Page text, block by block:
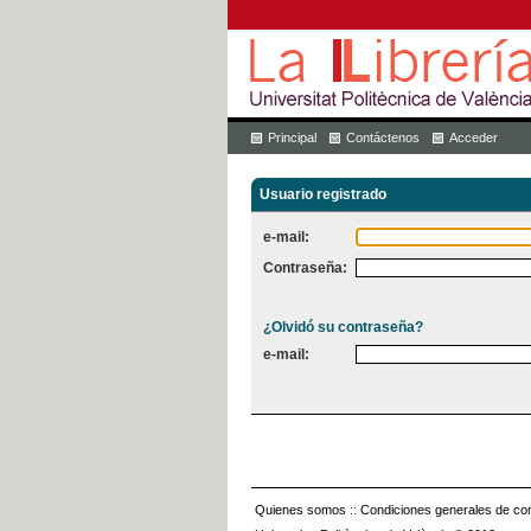
Principal Contáctenos Acceder
Usuario registrado
e-mail:
Contraseña:
¿Olvidó su contraseña?
e-mail:
Quienes somos :: Condiciones generales de